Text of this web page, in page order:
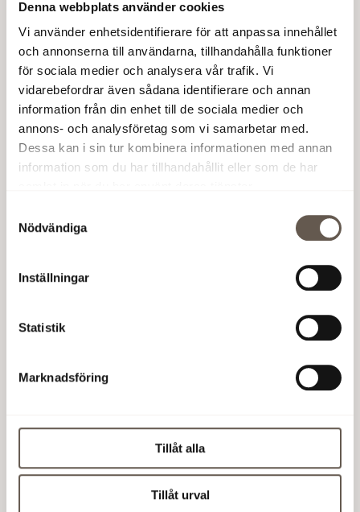
Denna webbplats använder cookies
Vi använder enhetsidentifierare för att anpassa innehållet
och annonserna till användarna, tillhandahålla funktioner
för sociala medier och analysera vår trafik. Vi
vidarebefordrar även sådana identifierare och annan
information från din enhet till de sociala medier och
annons- och analysföretag som vi samarbetar med.
Dessa kan i sin tur kombinera informationen med annan
information som du har tillhandahållit eller som de har
Nödvändiga
Inställningar
Statistik
Marknadsföring
Tillåt alla
Tillåt urval
genererats på byggarbetsplatsen. Inför rivning
genomförde projektet en återbruksinventering, och
en del av de inventerade materialen återbrukades
både internt och externt.
Att kunna certifieras enligt BREEAM SE på nivån
Excellent för en befintlig byggnad som byggs om,
bevisar än en gång våra höga ambitioner kring vårt
Läs mer om Textiltorget
Textiltorget
Vår nästa stora satsning i Hammarby Sjöstad!
industribyggnad med tillägg i trä. Byggnaden
kostym med bevarad originalkaraktär, likt ett
exklusivt vintage-plagg som skräddas om för att